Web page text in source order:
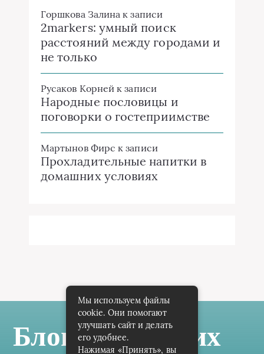
Горшкова Залина к записи
2markers: умный поиск
расстояний между городами и
не только
Русаков Корней к записи
Народные пословицы и
поговорки о гостеприимстве
Мартынов Фирс к записи
Прохладительные напитки в
домашних условиях
Блог Самарских
Мы используем файлы
cookie. Они помогают
улучшать сайт и делать
его удобнее.
Нажимая «Принять», вы